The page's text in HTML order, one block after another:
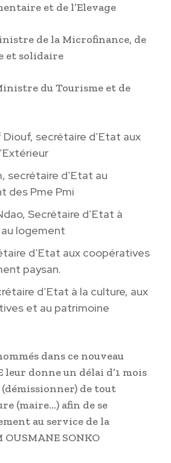
et de l’Elevage
de la Microfinance, de
et solidaire
du Tourisme et de
secrétaire d’Etat aux
secrétaire d’Etat au
des Pme Pmi
Secrétaire d’Etat à
logement
d’Etat aux coopératives
paysan.
d’Etat à la culture, aux
et au patrimoine
dans ce nouveau
leur donne un délai d’1 mois
de tout
(maire…) afin de se
au service de la
SONKO